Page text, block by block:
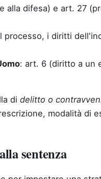
alla difesa) e art. 27
processo, i diritti
: art. 6 (diritto a un
di delitto o
modalità di
sentenza